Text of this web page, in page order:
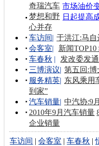
市场油价
日起提高
奇瑞汽车
梦想和野
心并存
车访间| 于洪江:马
会客室|
新闻
车春秋 |
发改委发
三博演议| 第五回:博
服务精英| 东风乘用
到家”
汽车销量| 中汽协:9
2010年9月汽车销量
企业销量
车访间 |会客室 |车春秋 |